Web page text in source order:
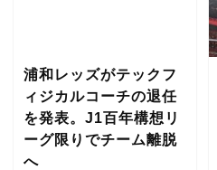
浦和レッズがテックフ
ィジカルコーチの退任
を発表。J1百年構想リ
ーグ限りでチーム離脱
へ